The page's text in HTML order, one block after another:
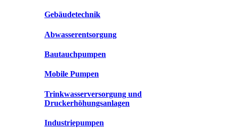
Gebäudetechnik
Abwasserentsorgung
Bautauchpumpen
Mobile Pumpen
Trinkwasserversorgung und
Druckerhöhungsanlagen
Industriepumpen